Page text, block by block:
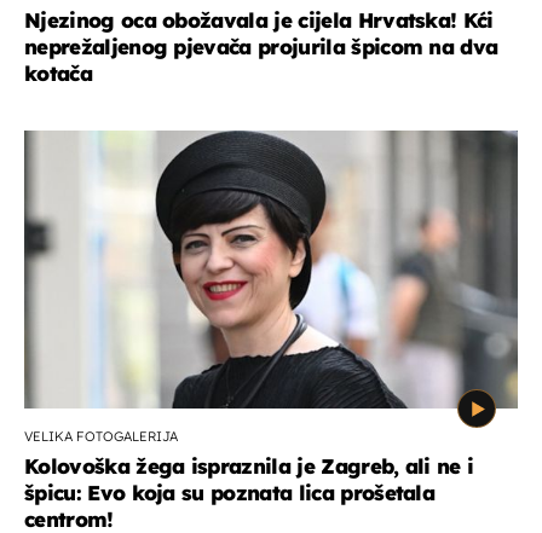
Njezinog oca obožavala je cijela Hrvatska! Kći
neprežaljenog pjevača projurila špicom na dva
kotača
VELIKA FOTOGALERIJA
Kolovoška žega ispraznila je Zagreb, ali ne i
špicu: Evo koja su poznata lica prošetala
centrom!